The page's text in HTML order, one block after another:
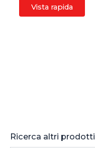
Ricerca altri prodotti
Vista rapida